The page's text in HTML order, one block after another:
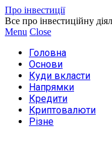
Про інвестиції
Все про інвестиційну
Menu Close
Головна
Основи
Куди вкласти
Напрямки
Кредити
Криптовалюти
Різне